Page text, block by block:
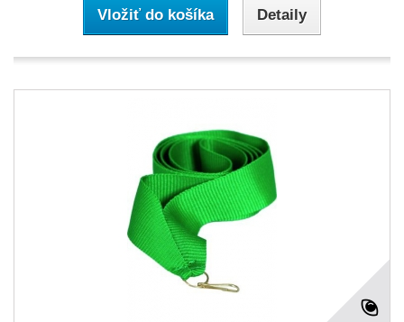
Vložiť do košíka Detaily